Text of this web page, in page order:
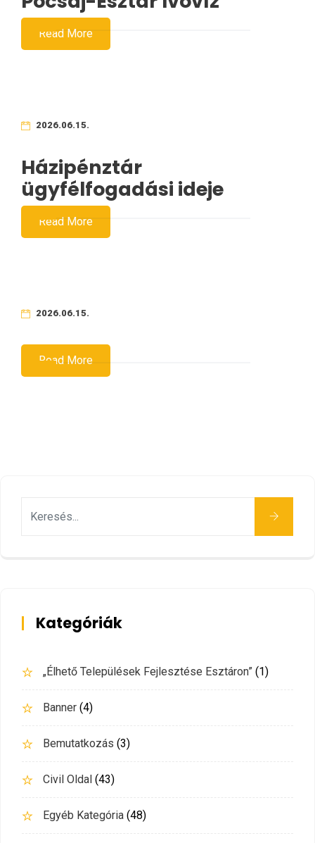
Read More
2026.06.15.
Házipénztár
ügyfélfogadási ideje
Read More
2026.06.15.
Read More
Kategóriák
„Élhető Települések Fejlesztése Esztáron” (1)
Banner (4)
Bemutatkozás (3)
Civil Oldal (43)
Egyéb Kategória (48)